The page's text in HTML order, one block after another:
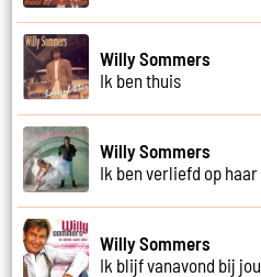
Willy Sommers
Ik ben thuis
Willy Sommers
Ik ben verliefd op haar
Willy Sommers
Ik blijf vanavond bij jou